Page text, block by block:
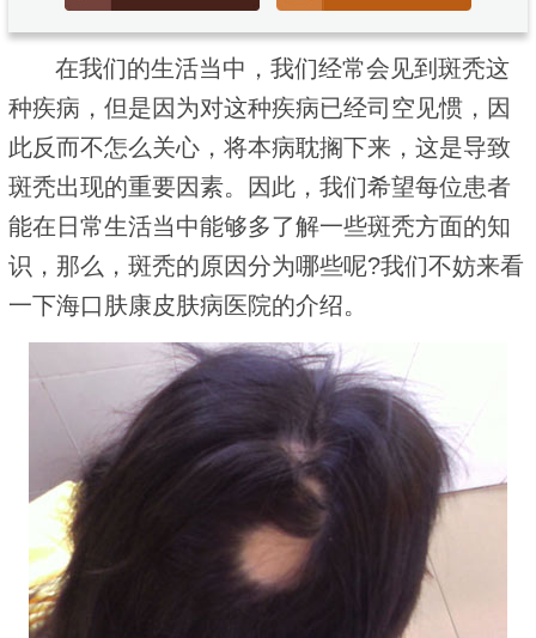
在我们的生活当中，我们经常会见到斑秃这
种疾病，但是因为对这种疾病已经司空见惯，因
此反而不怎么关心，将本病耽搁下来，这是导致
斑秃出现的重要因素。因此，我们希望每位患者
能在日常生活当中能够多了解一些斑秃方面的知
识，那么，斑秃的原因分为哪些呢?我们不妨来看
一下海口肤康皮肤病医院的介绍。